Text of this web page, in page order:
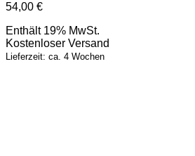
54,00 €
Enthält 19% MwSt.
Kostenloser Versand
Lieferzeit: ca. 4 Wochen